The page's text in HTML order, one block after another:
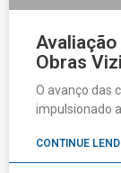
Obras
O avanço das
impulsionado
CONTINUE